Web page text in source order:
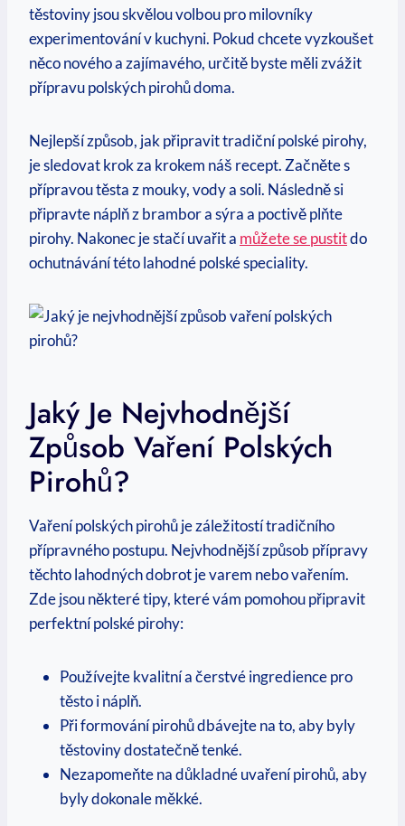
těstoviny jsou skvělou volbou pro milovníky
experimentování v kuchyni. Pokud chcete vyzkoušet
něco nového a zajímavého, určitě byste měli zvážit
přípravu polských pirohů doma.
Nejlepší způsob, jak připravit tradiční polské pirohy,
je sledovat krok za krokem náš recept. Začněte s
přípravou těsta z mouky, vody a soli. Následně si
připravte náplň z brambor a sýra a poctivě plňte
pirohy. Nakonec je stačí uvařit a můžete se pustitdo
ochutnávání této lahodné polské speciality.
Jaký Je Nejvhodnější
Způsob Vaření Polských
Pirohů?
Vaření polských pirohů je záležitostí tradičního
přípravného postupu. Nejvhodnější způsob přípravy
těchto lahodných dobrot je varem nebo vařením.
Zde jsou některé tipy, které vám pomohou připravit
perfektní polské pirohy:
Používejte kvalitní a čerstvé ingredience pro
těsto i náplň.
Při formování pirohů dbávejte na to, aby byly
těstoviny dostatečně tenké.
Nezapomeňte na důkladné uvaření pirohů, aby
byly dokonale měkké.